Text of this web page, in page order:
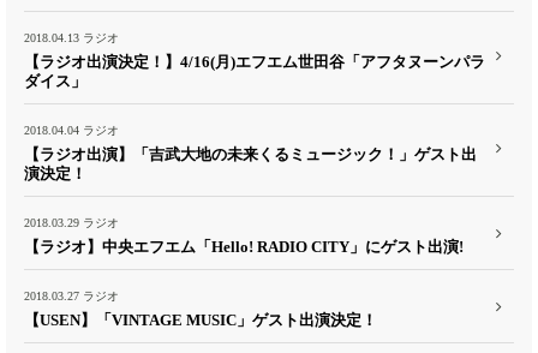
2018.04.13 ラジオ
【ラジオ出演決定！】4/16(月)エフエム世田谷「アフタヌーンパラ
ダイス」
2018.04.04 ラジオ
【ラジオ出演】「吉武大地の未来くるミュージック！」ゲスト出
演決定！
2018.03.29 ラジオ
【ラジオ】中央エフエム「Hello! RADIO CITY」にゲスト出演!
2018.03.27 ラジオ
【USEN】「VINTAGE MUSIC」ゲスト出演決定！